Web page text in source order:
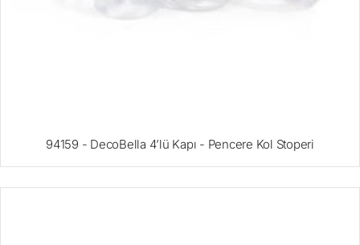
94159 - DecoBella 4’lü Kapı - Pencere Kol Stoperi